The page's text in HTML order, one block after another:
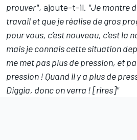
prouver", ajoute-t-il. "Je montre
travail et que je réalise de gros
pour vous, c’est nouveau, c'est la
mais je connais cette situation
me met pas plus de pression, et
pression ! Quand il y a plus de
Diggia, donc on verra ! [rires]"